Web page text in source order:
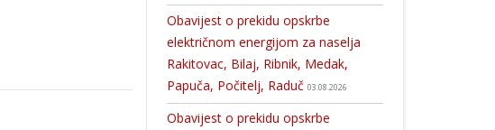
Obavijest o prekidu opskrbe
električnom energijom za naselja
Rakitovac, Bilaj, Ribnik, Medak,
Papuča, Počitelj, Raduč 03.08.2026
Obavijest o prekidu opskrbe